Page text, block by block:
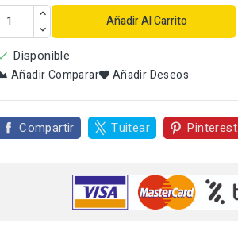
Añadir Al Carrito
Disponible
Añadir Comparar Añadir Deseos
Compartir Tuitear Pinterest